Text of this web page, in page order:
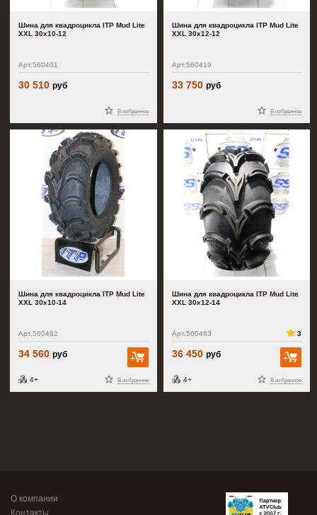
Шина для квадроцикла ITP Mud Lite
XXL 30x10-12
Арт.560401
30 510руб
В избранное
Шина для квадроцикла ITP Mud Lite
XXL 30x12-12
Арт.560419
33 750 руб
В избранное
Шина для квадроцикла ITP Mud Lite
XXL 30x10-14
Арт.560462
34 560руб
В избранное
4+
В корзину
Шина для квадроцикла ITP Mud Lite
XXL 30x12-14
Арт.560463 3
36 450 руб
В избранное
4+
О компании